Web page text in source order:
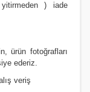
) iade
ürün fotoğrafları
ederiz.
veriş